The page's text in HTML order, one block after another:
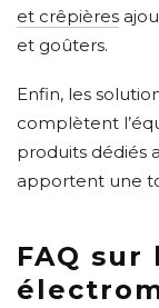
et crêpières
et goûters.
Enfin, les
complètent
produits dédiés
apportent une
FAQ